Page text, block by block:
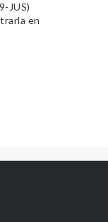
JUS)
en